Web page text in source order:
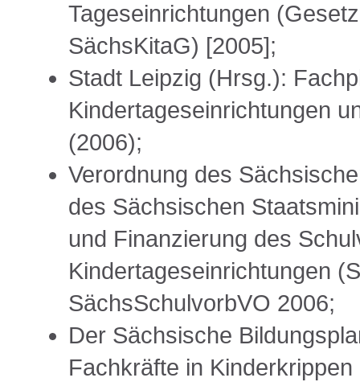
Tageseinrichtungen
SächsKitaG) [2005];
Stadt Leipzig (Hrsg.):
Kindertageseinrichtungen
(2006);
Verordnung des
des Sächsischen
und Finanzierung des
Kindertageseinrichtungen
SächsSchulvorbVO 2006;
Der Sächsische
Fachkräfte in